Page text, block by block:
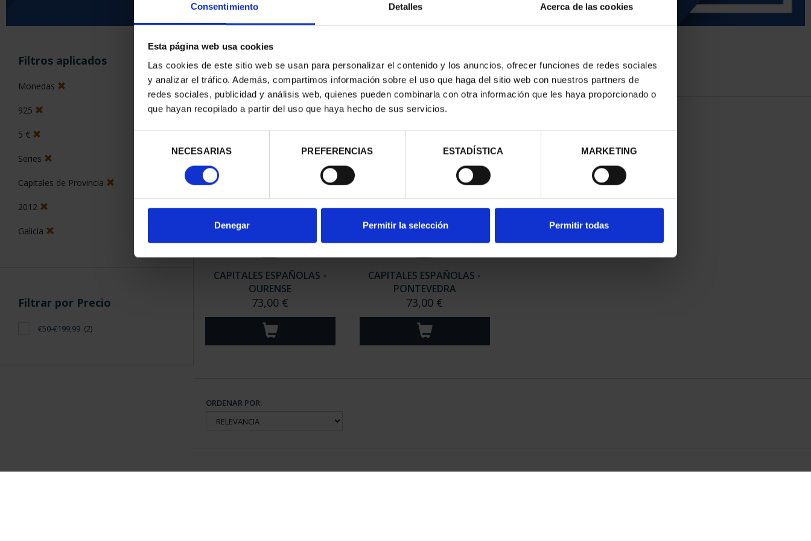
Consentimiento Detalles Acerca de las cookies
Esta página web usa cookies
Las cookies de este sitio web se usan para personalizar el contenido y los anuncios, ofrecer funciones de redes sociales
y analizar el tráfico. Además, compartimos información sobre el uso que haga del sitio web con nuestros partners de
redes sociales, publicidad y análisis web, quienes pueden combinarla con otra información que les haya proporcionado o
que hayan recopilado a partir del uso que haya hecho de sus servicios.
consentimiento
NECESARIAS PREFERENCIAS ESTADÍSTICA MARKETING
Denegar Permitir la selección Permitir todas
Filtros aplicados
Monedas
925
5 €
Series
Capitales de Provincia
2012
Galicia
Filtrar por Precio
€50-€199,99 (2)
ORDENAR POR:
2 Productos encontrados
CAPITALES ESPAÑOLAS -
OURENSE
73,00 €
CAPITALES ESPAÑOLAS -
PONTEVEDRA
73,00 €
ORDENAR POR: